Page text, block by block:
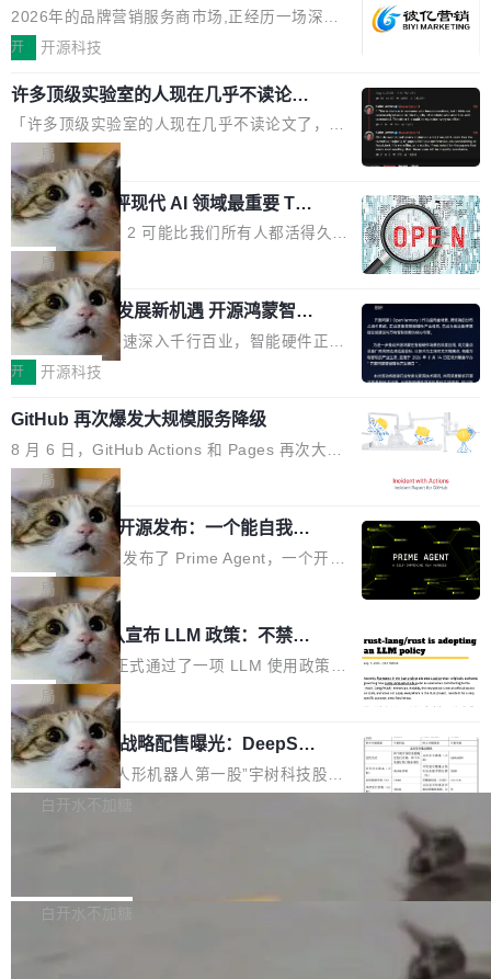
东西：一个带网页上下文的聊天框。 它们能读取
页面的文本，然后把文本丢给大模型，再返回一
段回答。仅此而已。 这当然有用，但总觉得差点
意思。比如我在一个后台管理系统里，需要填50
个表单字段，每个字段还有联动逻辑；比如我
想...
造，整机长度仅16厘米，提供1600W额定功率
与80PLUS钛金能效；支持ATX 3.1与PCIe 5.1
规范，结合服务器级元件、完善供电线材与内置
实时LCD监控屏，可充分满足当下高阶PC主机
的严苛使用需求。 澎湃功率，紧凑机身 钛金雕1
600PG5 AI TOP具备强悍输出功率，同时实现
机身尺寸大幅精简。整机长度仅16厘米，属于同
功率段机身尺寸十分紧凑的1600W电源产品。小
巧机身有效提升市面主流标准A...
从流量思维到品牌资产思维的范式转移
2026年的品牌营销服务商市场,正经历一场深刻
的价值重构。全球全案品牌代理机构市场从2025
复合增长率达5.44%,预计2032年将突破120亿美
元。数字广告与公共关系相关服务市场更是从20
25年的8463亿美元扩张至2026年的8763亿美
元。数字的背后是一个清晰的事实——品牌对专
业化营销服务的需求从未如此迫切。 但市场扩容
的同时,服务商的竞争逻辑正在改变。2026年Top
Agency年度合辑的观察指出,“产品”这个离消费
者最近的载体,在整个品牌营销层面的权重显著变
高了。全域营销服务商的竞争正在从规模转向深
度,案例厚度、全域覆盖、多线协同...
开 开源科技
许多顶级实验室的人现在几乎不读论文
了
「许多顶级实验室的人现在几乎不读论文了，而
且他们认为 ICLR/ICML/NeurIPS 充斥着大量过
度宣传和欺诈。」 OpenAI 研究员 Keller Jorda
n 这条推文引发了广泛讨论。他不是在说风凉
话，他是说出了一个圈内人尽皆知但很少公开捅
破的事实。 Jordan 随后补充了一句软化声明：
「我不认为这些会议上大部分论文都在过度宣传
或造假。问题是，作为读者，如果你筛选出那些
看起来最令人兴奋的论文，那它们大部分都是过
度宣传的。」 这才是真正的痛点。不是所有论文
都有问题，是最吸引眼球的那批论文最有问题。
他引用的帖子来自 Mathew Shen，一位 ICLR 2
026 的读者：「看了篇 ...
局
xAI 前工程师评现代 AI 领域最重要 Top
3 开源项目
Flash Attention 2 可能比我们所有人都活得久。
这句话不是来自某个技术博客，而是出自 Hieu
Pham 的一条推文。Hieu Pham 是谁？他是 xAI
的早期工程师之一，在 Grok 训练基础设施团队
工作过。近日他在 X 上发了一条帖子，列出了他
认为现代 AI 领域最重要的三个开源项目。 第一
理由很具体。FA 系列不需要解释，但 FA2 是他
认为最重要的一个——复杂度恰到好处，刚好能
驱动你去学 CuTe，但还没被那些"邪恶的" Hopp
er++ 优化所淹没，足够容易修改和适配。 更关
键的是 FA2 的持久性...
局
共商智能硬件发展新机遇 开源鸿蒙智能
硬件开发者日杭州站即将举行
随着万物智联加速深入千行百业，智能硬件正从
单点设备迈向智能化、网联化、协同化发展。作
鸿蒙通过统一技术底座和分布式能力，为不同类
型智能设备的开发、连接与互联提供关键支撑，
也为产业链企业探索产品创新与商业增长打开新
的空间。 8月14日，开源鸿蒙智能硬件开发者日
（OHDD：OpenHarmony Hardware Develope
r Day）将在杭州启航。活动面向智能硬件产业
链企业和开发者，邀请行业专家与资深技术顾
问，围绕开源鸿蒙技术能力、设备适配、芯片适
配、功耗与稳定性调优、兼容性测评及统一互联
等内容展开系统讲解和实战交流，帮助企业进一
步了解开源鸿蒙在智能...
开 开源科技
GitHub 再次爆发大规模服务降级
8 月 6 日，GitHub Actions 和 Pages 再次大规
模服务降级，Actions 完全不可用超过 5 小时，
webhook 停发，连自托管 runner 也因调度层故
障无法工作。Pages、Copilot code review、C
opilot coding agent 全部受影响。从检测到完全
恢复，大约 12 小时。 这是 2026 年 8 月的第六
起事故，其中四起与 AI/Copilot 服务相关。 Git
Hub 员工 kdaigle 在 HN 讨论中贴出了一组数
据：2025 年全年 10 亿次 commit。现在，每周
2.75 亿次，全年预计 140 亿次。GitHub...
局
Prime Agent 开源发布：一个能自我改
进的编程 Agent，ARC-AGI 3 超越人类
专家基线
Prime Intellect 发布了 Prime Agent，一个开源
的编程 Agent Harness，核心设计围绕两个抽
象：Recursive Language Model（RLM）和 C
ontinual Harness。在 ARC-AGI 3 基准测试
上，Prime Agent + Opus 5 的组合达到了 95.
5% RHAE Best@1，超过了 ARC 报告的人类专
家基线 95.4%。 不是又一个 coding agent 包装
器 Prime Agent 的架构和市面上大多数 coding
agent 有本质区别。大多数 agent harness 的设
计是基于早期模型的能力—...
局
Rust 项目团队宣布 LLM 政策：不禁
止，但你要承认哪些代码不是你写的
Rust 语言项目正式通过了一项 LLM 使用政策，
覆盖 rust-lang/rust 单一仓库的代码贡献。这不
是项目级别的官方立场，目前由五个团队采纳，
但它可能是主流开源项目中关于 AI 辅助贡献最
细致的一份规则。 政策的核心只有一句话：LLM
可以用来分析、提炼、审阅、建议，但不能用来
不得生成涉及安全性的关键变更，除非作者本身
局
宇树科技 IPO 战略配售曝光：DeepSe
ek 获配 93.3 万股，锁定 36 个月
8月6日晚间，“人形机器人第一股”宇树科技股份
有限公司披露IPO发行价格及战略配售结果，杭
36个月。 公告显示，本次宇树科技战略配售对
白开水不加糖
Bug fixes and enhancements 修复多次传递同
白开水不加糖